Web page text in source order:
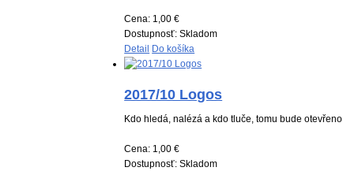
Cena: 1,00 €
Dostupnosť:Skladom
Detail Do košíka
2017/10 Logos
Kdo hledá, nalézá a kdo tluče, tomu bude otevřeno
Cena: 1,00 €
Dostupnosť:Skladom